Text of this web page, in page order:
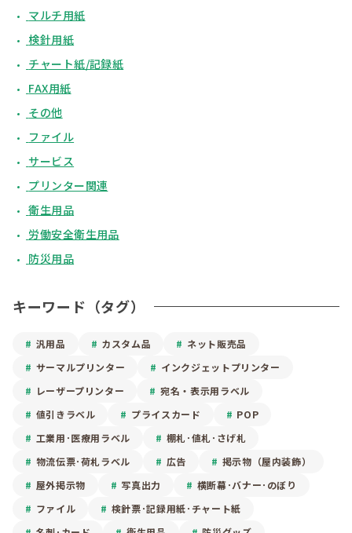
マルチ用紙
検針用紙
チャート紙/記録紙
FAX用紙
その他
ファイル
サービス
プリンター関連
衛生用品
労働安全衛生用品
防災用品
キーワード（タグ）
汎用品 カスタム品
ネット販売品
サーマルプリンター
インクジェットプリンター
レーザープリンター
宛名・表示用ラベル
値引きラベル
プライスカード
POP
工業用･医療用ラベル
棚札･値札･さげ札
物流伝票･荷札ラベル
広告
掲示物（屋内装飾）
屋外掲示物
写真出力
横断幕･バナー･のぼり
ファイル
検針票･記録用紙･チャート紙